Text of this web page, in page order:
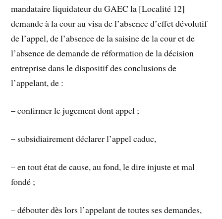
mandataire liquidateur du GAEC la [Localité 12]
demande à la cour au visa de l’absence d’effet dévolutif
de l’appel, de l’absence de la saisine de la cour et de
l’absence de demande de réformation de la décision
entreprise dans le dispositif des conclusions de
l’appelant, de :
– confirmer le jugement dont appel ;
– subsidiairement déclarer l’appel caduc,
– en tout état de cause, au fond, le dire injuste et mal
fondé ;
– débouter dès lors l’appelant de toutes ses demandes,